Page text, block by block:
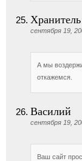
сентября 19,
А мы
откажемся.
Василий
сентября 19,
Ваш сайт